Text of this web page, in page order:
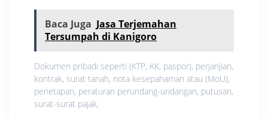
Baca Juga Jasa Terjemahan
Tersumpah di Kanigoro
Dokumen pribadi seperti (KTP, KK, paspor), perjanjian,
kontrak, surat tanah, nota kesepahaman atau (MoU),
penetapan, peraturan perundang-undangan, putusan,
surat-surat pajak,